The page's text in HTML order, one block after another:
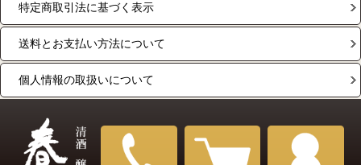
特定商取引法に基づく表示
送料とお支払い方法について
個人情報の取扱いについて